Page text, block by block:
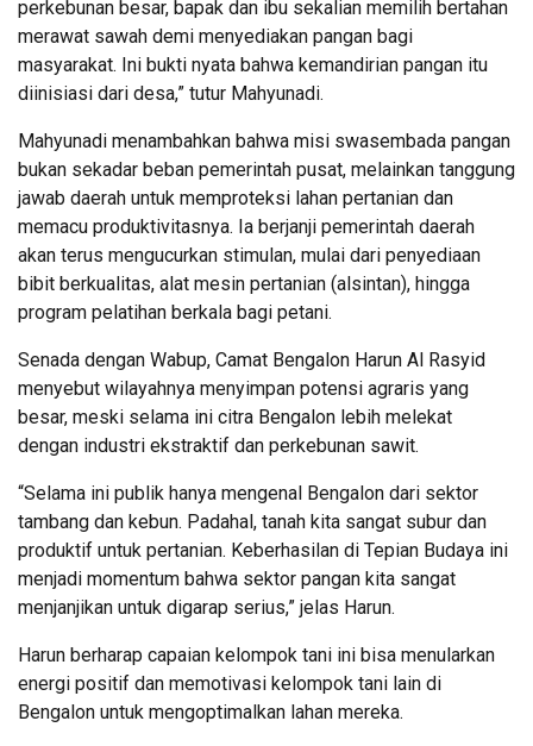
perkebunan besar, bapak dan ibu sekalian memilih bertahan
merawat sawah demi menyediakan pangan bagi
masyarakat. Ini bukti nyata bahwa kemandirian pangan itu
diinisiasi dari desa,” tutur Mahyunadi.
Mahyunadi menambahkan bahwa misi swasembada pangan
bukan sekadar beban pemerintah pusat, melainkan tanggung
jawab daerah untuk memproteksi lahan pertanian dan
memacu produktivitasnya. Ia berjanji pemerintah daerah
akan terus mengucurkan stimulan, mulai dari penyediaan
bibit berkualitas, alat mesin pertanian (alsintan), hingga
program pelatihan berkala bagi petani.
Senada dengan Wabup, Camat Bengalon Harun Al Rasyid
menyebut wilayahnya menyimpan potensi agraris yang
besar, meski selama ini citra Bengalon lebih melekat
dengan industri ekstraktif dan perkebunan sawit.
“Selama ini publik hanya mengenal Bengalon dari sektor
tambang dan kebun. Padahal, tanah kita sangat subur dan
produktif untuk pertanian. Keberhasilan di Tepian Budaya ini
menjadi momentum bahwa sektor pangan kita sangat
menjanjikan untuk digarap serius,” jelas Harun.
Harun berharap capaian kelompok tani ini bisa menularkan
energi positif dan memotivasi kelompok tani lain di
Bengalon untuk mengoptimalkan lahan mereka.